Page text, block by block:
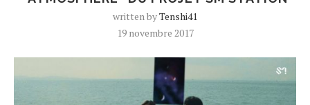
written byTenshi41
19 novembre 2017